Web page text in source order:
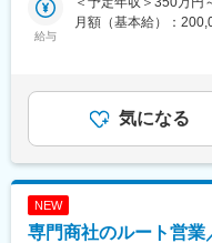
の営業に付随する事
・取扱商品…動物用医
動物に関わる商品や
●出社後／メール確認
給与
月額（基本給）：
残業代制 超過分別
与実績 昨年度実績
年度の賞与は社内規定
金はあくまでも目安
があります。月給(月
気になる
NEW
専門商社のルート営業